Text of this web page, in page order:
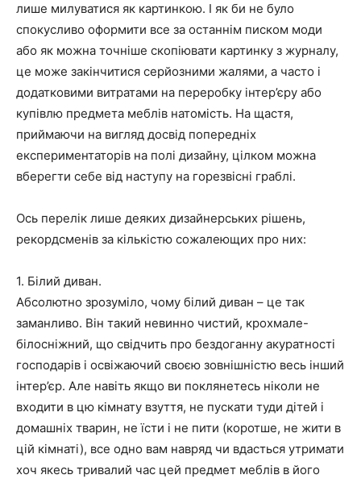
лише милуватися як картинкою. І як би не було
спокусливо оформити все за останнім писком моди
або як можна точніше скопіювати картинку з журналу,
це може закінчитися серйозними жалями, а часто і
додатковими витратами на переробку інтер’єру або
купівлю предмета меблів натомість. На щастя,
приймаючи на вигляд досвід попередніх
експериментаторів на полі дизайну, цілком можна
вберегти себе від наступу на горезвісні граблі.
Ось перелік лише деяких дизайнерських рішень,
рекордсменів за кількістю сожалеющих про них:
1. Білий диван.
Абсолютно зрозуміло, чому білий диван – це так
заманливо. Він такий невинно чистий, крохмале-
білосніжний, що свідчить про бездоганну акуратності
господарів і освіжаючий своєю зовнішністю весь інший
інтер’єр. Але навіть якщо ви поклянетесь ніколи не
входити в цю кімнату взуття, не пускати туди дітей і
домашніх тварин, не їсти і не пити (коротше, не жити в
цій кімнаті), все одно вам навряд чи вдасться утримати
хоч якесь тривалий час цей предмет меблів в його